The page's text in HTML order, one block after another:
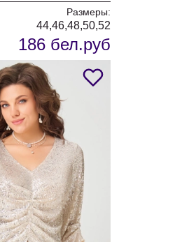
Размеры:
44,46,48,50,52
186 бел.руб